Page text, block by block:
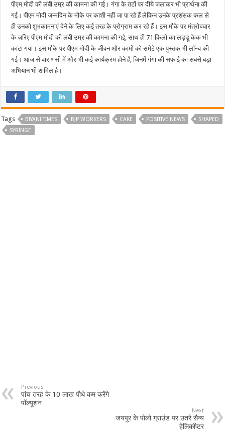
पीएम मोदी की लंबी उम्र की कामना की गई। गंगा के तटों पर दीये जलाकर भी प्रार्थना की
गई। पीएम मोदी जन्मदिन के मौके पर काशी नहीं जा पा रहे हैं लेकिन उनके प्रशंसक कल से
ही उनको शुभकामनाएं देने के लिए कई तरह के प्रोग्राम कर रहे हैं। इस मौके पर मंत्रोच्चार
के ज़रिए पीएम मोदी की लंबी उम्र की कामना की गई, साथ ही 71 किलो का लड्डू केक भी
काटा गया। इस मौके पर पीएम मोदी के जीवन और कामों को समेटे एक पुस्तक भी लॉन्च की
गई। आज से वाराणसी में और भी कई कार्यक्रम होने हैं, जिनमें गंगा की सफाई का सबसे बड़ा
अभियान भी शामिल है।
Tags BIYANI TIMES BJP WORKERS CAKE POSITIVE NEWS
SHAPED
SYRINGE
Previous
पांच तरह के 10 लाख पौधे कम करेंगे
पॉल्यूशन
Next
जयपुर के पोलो ग्राउंड पर उतरे सैन्य
हेलिकॉप्टर